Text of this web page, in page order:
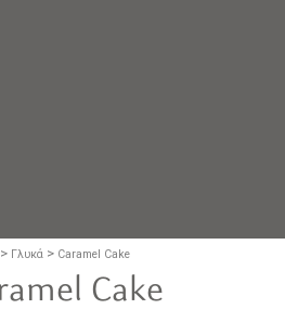
> Γλυκά > Caramel Cake
Cake